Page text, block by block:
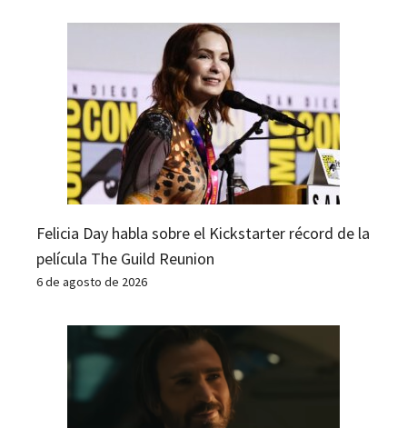
Felicia Day habla sobre el Kickstarter récord de la
película The Guild Reunion
6 de agosto de 2026